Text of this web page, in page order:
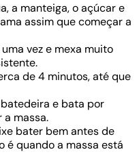
a manteiga, o açúcar e
assim que começar a
vez e mexa muito
de 4 minutos, até que
e bata por
massa.
bater bem antes de
é quando a massa está